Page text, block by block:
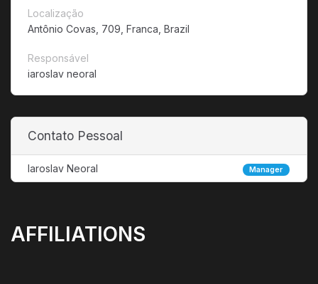
Localização
Antônio Covas, 709, Franca, Brazil
Responsável
iaroslav neoral
Contato Pessoal
Iaroslav Neoral Manager
AFFILIATIONS